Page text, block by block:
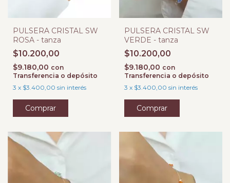
PULSERA CRISTAL SW
ROSA - tanza
$10.200,00
$9.180,00 con
Transferencia o depósito
3 x $3.400,00 sin interés
PULSERA CRISTAL SW
VERDE - tanza
$10.200,00
$9.180,00 con
Transferencia o depósito
3 x $3.400,00 sin interés